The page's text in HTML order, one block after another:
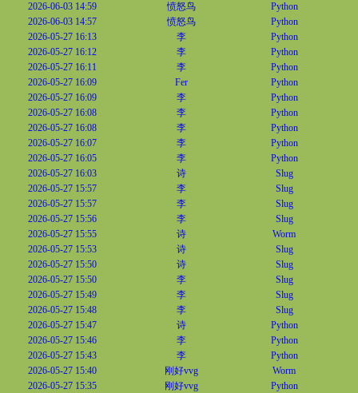
2026-06-03 14:59
愤怒鸟
Python
2026-06-03 14:57
愤怒鸟
Python
2026-05-27 16:13
李
Python
2026-05-27 16:12
李
Python
2026-05-27 16:11
李
Python
2026-05-27 16:09
Fer
Python
2026-05-27 16:09
李
Python
2026-05-27 16:08
李
Python
2026-05-27 16:08
李
Python
2026-05-27 16:07
李
Python
2026-05-27 16:05
李
Python
2026-05-27 16:03
诗
Slug
2026-05-27 15:57
李
Slug
2026-05-27 15:57
李
Slug
2026-05-27 15:56
李
Slug
2026-05-27 15:55
诗
Worm
2026-05-27 15:53
诗
Slug
2026-05-27 15:50
诗
Slug
2026-05-27 15:50
李
Slug
2026-05-27 15:49
李
Slug
2026-05-27 15:48
李
Slug
2026-05-27 15:47
诗
Python
2026-05-27 15:46
李
Python
2026-05-27 15:43
李
Python
2026-05-27 15:40
刚好vvg
Worm
2026-05-27 15:35
刚好vvg
Python